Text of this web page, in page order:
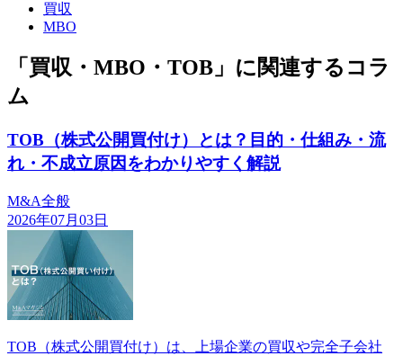
買収
MBO
「買収・MBO・TOB」に関連するコラ
ム
TOB（株式公開買付け）とは？目的・仕組み・流
れ・不成立原因をわかりやすく解説
M&A全般
2026年07月03日
TOB（株式公開買付け）は、上場企業の買収や完全子会社